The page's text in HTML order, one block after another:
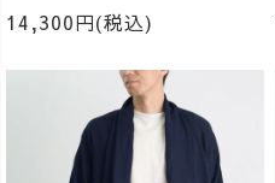
14,300円(税込)